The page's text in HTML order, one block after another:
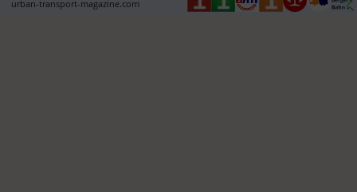
urban-transport-magazine.com